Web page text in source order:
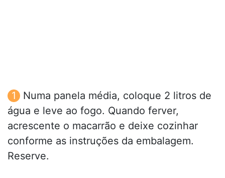
Numa panela média, coloque 2 litros de
água e leve ao fogo. Quando ferver,
acrescente o macarrão e deixe cozinhar
conforme as instruções da embalagem.
Reserve.